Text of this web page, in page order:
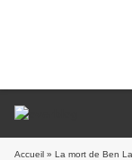
Accueil » La mort de Ben